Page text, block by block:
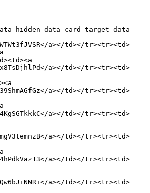
hidden data-card-target data-
a></td></tr><tr><td>
a></td></tr><tr><td>
a></td></tr><tr><td>
a></td></tr><tr><td>
a></td></tr><tr><td>
a></td></tr><tr><td>
a></td></tr><tr><td>